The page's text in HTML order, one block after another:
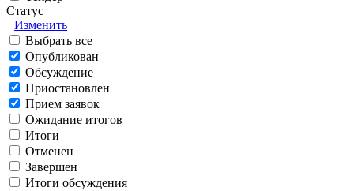
Статус
Изменить
Выбрать все
Опубликован
Обсуждение
Приостановлен
Прием заявок
Ожидание итогов
Итоги
Отменен
Завершен
Итоги обсуждения